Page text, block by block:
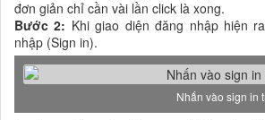
đơn giản chỉ cần vài lần click là xong.
Bước 2: Khi giao diện đăng nhập hiện
nhập (Sign in).
Nhấn vào sign in